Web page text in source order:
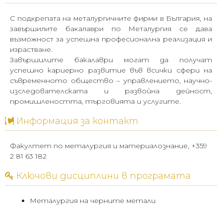
С подкрепата на металургичните фирми в България, на
завършилите бакалаври по Металургия се дава
възможност за успешна професионална реализация и
израстване.
Завършилите бакалаври могат да получат
успешно кариерно развитие във всички сфери на
съвременното общество – управлението, научно-
изследователската и развойна дейност,
промишлеността, търговията и услугите.
Информация за контакт
Факултет по металургия и материалознание, +359
2 81 63 182
Ключови дисциплини в програмата
Металургия на черните метали